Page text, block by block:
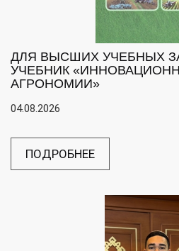
ДЛЯ ВЫСШИХ УЧЕБНЫХ
УЧЕБНИК
АГРОНОМИИ»
04.08.2026
ПОДРОБНЕЕ